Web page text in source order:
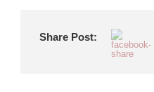
Share Post: